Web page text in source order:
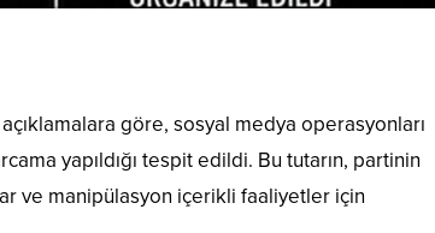
göre, sosyal medya operasyonları
yapıldığı tespit edildi. Bu tutarın, partinin
ve manipülasyon içerikli faaliyetler için